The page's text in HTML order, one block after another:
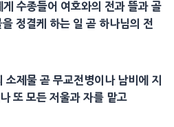
수종들어 여호와의 전과 뜰과 골
을 정결케 하는 일 곧 하나님의 전
소제 물 곧 무교전병이나 남비에 지
또 모든 저울과 자를 맡고